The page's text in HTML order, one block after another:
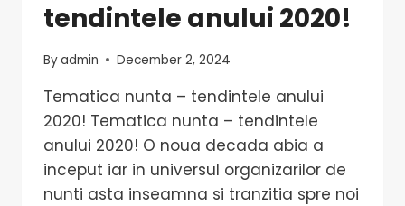
tendintele anului 2020!
Byadmin December 2, 2024
Tematica nunta – tendintele anului
2020! Tematica nunta – tendintele
anului 2020! O noua decada abia a
inceput iar in universul organizarilor de
nunti asta inseamna si tranzitia spre noi